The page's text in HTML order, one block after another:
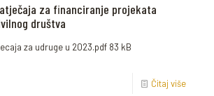
za financiranje projekata
društva
za udruge u 2023.pdf 83 kB
Čitaj više